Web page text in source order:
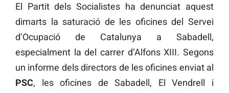
El Partit dels Socialistes ha denunciat aquest
dimarts la saturació de les oficines del Servei
d’Ocupació de Catalunya a Sabadell,
especialment la del carrer d’Alfons XIII. Segons
un informe dels directors de les oficines enviat al
PSC, les oficines de Sabadell, El Vendrell i